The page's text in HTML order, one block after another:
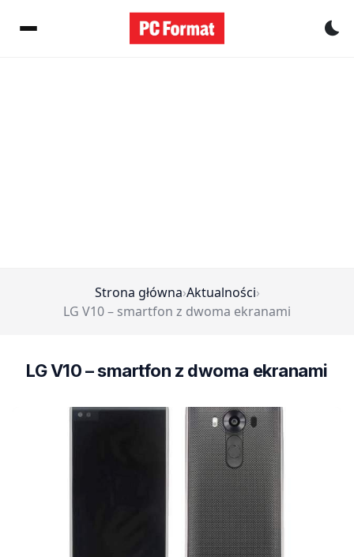
Strona główna›Aktualności›
LG V10 – smartfon z dwoma ekranami
LG V10 – smartfon z dwoma ekranami